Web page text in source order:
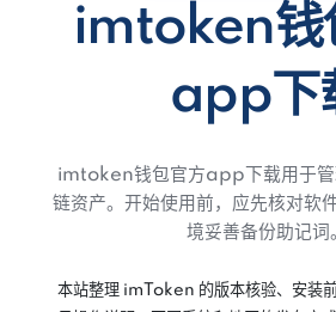
imtoken钱
app下
imtoken钱包官方app下载用于管
链资产。开始使用前，应先核对软
境妥善备份助记词
本站整理 imToken 的版本核验、安装